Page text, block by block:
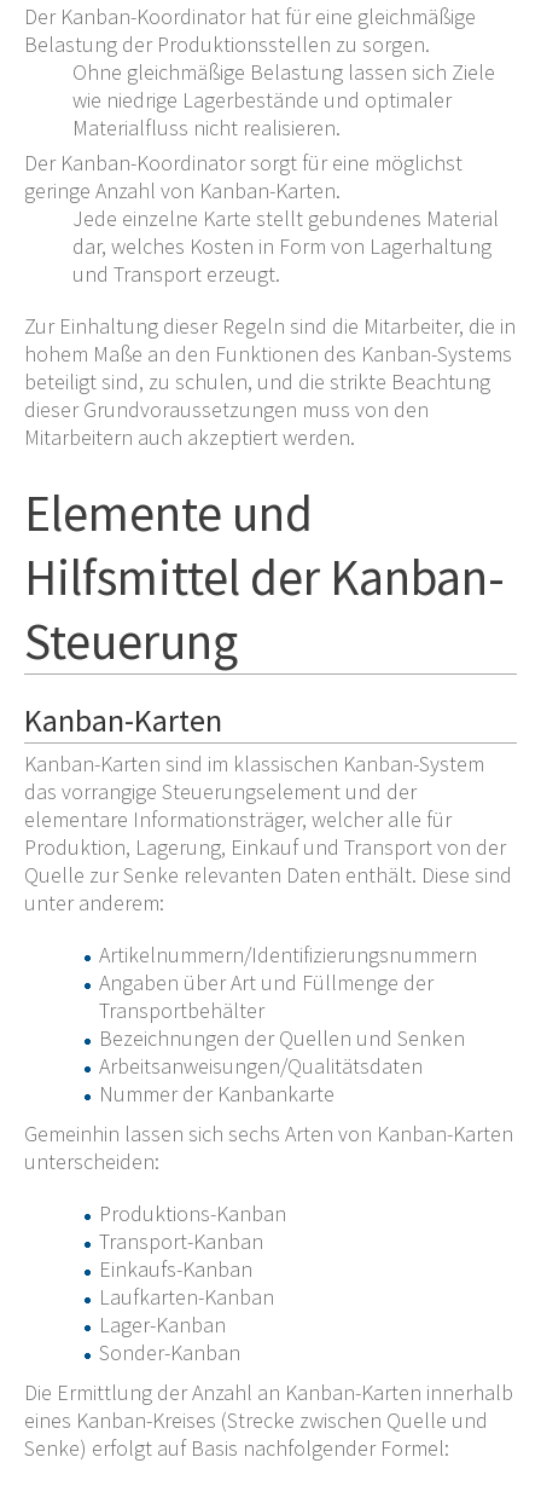
Der Kanban-Koordinator hat für eine gleichmäßige
Belastung der Produktionsstellen zu sorgen.
Ohne gleichmäßige Belastung lassen sich Ziele
wie niedrige Lagerbestände und optimaler
Materialfluss nicht realisieren.
Der Kanban-Koordinator sorgt für eine möglichst
geringe Anzahl von Kanban-Karten.
Jede einzelne Karte stellt gebundenes Material
dar, welches Kosten in Form von Lagerhaltung
und Transport erzeugt.
Zur Einhaltung dieser Regeln sind die Mitarbeiter, die in
hohem Maße an den Funktionen des Kanban-Systems
beteiligt sind, zu schulen, und die strikte Beachtung
dieser Grundvoraussetzungen muss von den
Mitarbeitern auch akzeptiert werden.
Elemente und
Hilfsmittel der Kanban-
Steuerung
Kanban-Karten
Kanban-Karten sind im klassischen Kanban-System
das vorrangige Steuerungselement und der
elementare Informationsträger, welcher alle für
Produktion, Lagerung, Einkauf und Transport von der
Quelle zur Senke relevanten Daten enthält. Diese sind
unter anderem:
Artikelnummern/Identifizierungsnummern
Angaben über Art und Füllmenge der
Transportbehälter
Bezeichnungen der Quellen und Senken
Arbeitsanweisungen/Qualitätsdaten
Nummer der Kanbankarte
Gemeinhin lassen sich sechs Arten von Kanban-Karten
unterscheiden:
Produktions-Kanban
Transport-Kanban
Einkaufs-Kanban
Laufkarten-Kanban
Lager-Kanban
Sonder-Kanban
Die Ermittlung der Anzahl an Kanban-Karten innerhalb
eines Kanban-Kreises (Strecke zwischen Quelle und
Senke) erfolgt auf Basis nachfolgender Formel: